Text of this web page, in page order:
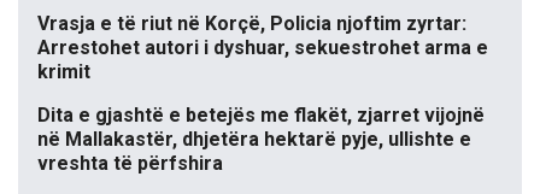
Vrasja e të riut në Korçë, Policia njoftim zyrtar:
Arrestohet autori i dyshuar, sekuestrohet arma e
krimit
Dita e gjashtë e betejës me flakët, zjarret vijojnë
në Mallakastër, dhjetëra hektarë pyje, ullishte e
vreshta të përfshira